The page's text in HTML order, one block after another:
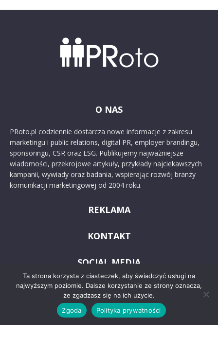
O NAS
PRoto.pl codziennie dostarcza nowe informacje z zakresu
marketingu i public relations, digital PR, employer brandingu,
sponsoringu, CSR oraz ESG. Publikujemy najważniejsze
wiadomości, przekrojowe artykuły, przykłady najciekawszych
kampanii, wywiady oraz badania, wspierając rozwój branży
komunikacji marketingowej od 2004 roku.
REKLAMA
KONTAKT
SOCIAL MEDIA
Ta strona korzysta z ciasteczek, aby świadczyć usługi na
najwyższym poziomie. Dalsze korzystanie ze strony oznacza,
że zgadzasz się na ich użycie.
Zgoda
Polityka prywatności